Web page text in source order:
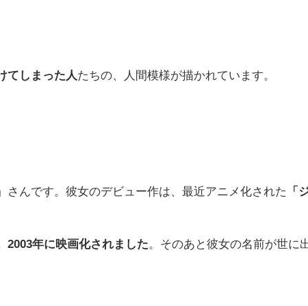
てしまった人たちの、人間模様が描かれています。
さんです。彼女のデビュー作は、最近アニメ化された
「
2003年に映画化されました。そのあと彼女の名前が世に